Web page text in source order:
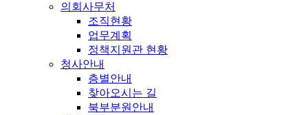
의회사무처
조직현황
업무계획
정책지원관 현황
청사안내
층별안내
찾아오시는 길
북부분원안내